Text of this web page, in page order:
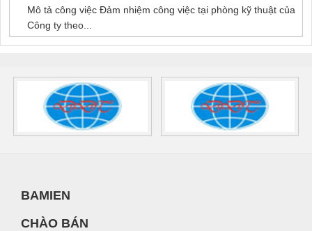
Mô tả công việc Đảm nhiệm công việc tại phòng kỹ thuật của
Công ty theo...
BAMIEN
CHÀO BÁN